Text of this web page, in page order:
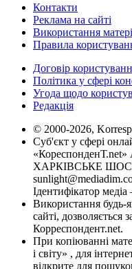
Контакти
Реклама на сайті
Використання
Правила
Договір
Політика у сфері
Угода щодо
Редакція
© 2000-2026,
Суб'єкт у сфері
«КореспонденТ.net»
ХАРКІВСЬКЕ ШОСЕ,
Ідентифікатор
Використання будь-
сайті, дозволяється
Корреспондент.net.
При копіюванні
і світу» , для
відкрите для